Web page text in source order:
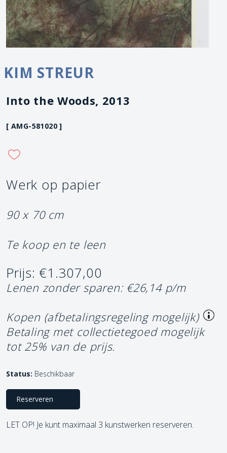
KIM STREUR
Into the Woods, 2013
[ AMG-581020 ]
Werk op papier
90 x 70 cm
Te koop en te leen
Prijs: €1.307,00
Lenen zonder sparen: €26,14 p/m
Kopen (afbetalingsregeling mogelijk)
Betaling met collectietegoed mogelijk
tot 25% van de prijs.
Status: Beschikbaar
Reserveren
LET OP! Je kunt maximaal 3 kunstwerken reserveren.